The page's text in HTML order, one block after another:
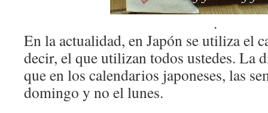
.
En la actualidad, en Japón se utiliza el
decir, el que utilizan todos ustedes. La
que en los calendarios japoneses, las
domingo y no el lunes.